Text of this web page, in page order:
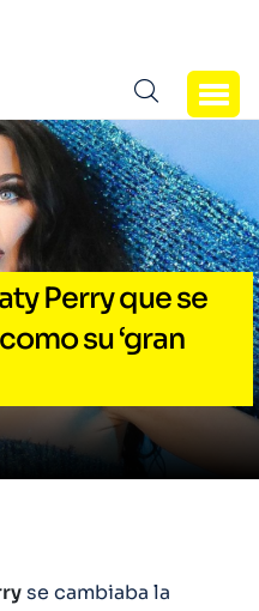
Perry que se
su ‘gran
se cambiaba la